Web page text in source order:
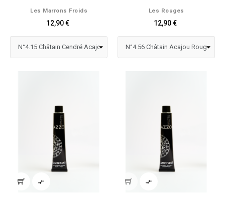
Les Marrons Froids
12,90 €
Les Rouges
12,90 €
 